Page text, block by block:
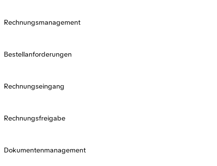
Rechnungsmanagement
Bestellanforderungen
Rechnungseingang
Rechnungsfreigabe
Dokumentenmanagement